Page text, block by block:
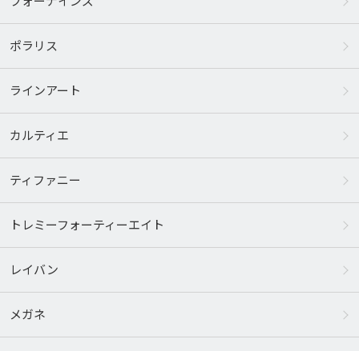
ポラリス
ラインアート
カルティエ
ティファニー
トレミーフォーティーエイト
レイバン
メガネ